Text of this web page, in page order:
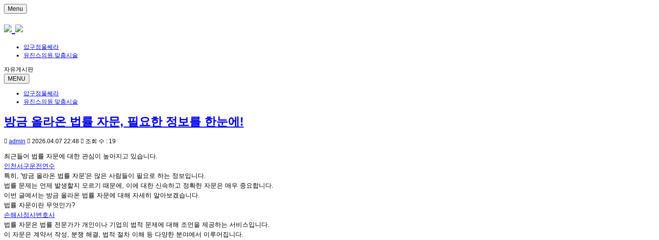
Menu
압구정울쎄라
유진스의원 맞춤시술
자유게시판
MENU
압구정울쎄라
유진스의원 맞춤시술
방금 올라온 법률 자문, 필요한 정보를 한눈에!
admin 2026.04.07 22:48 조회 수 : 19
최근들어 법률 자문에 대한 관심이 높아지고 있습니다.
인천서구운전연수
특히, '방금 올라온 법률 자문'은 많은 사람들이 필요로 하는 정보입니다.
법률 문제는 언제 발생할지 모르기 때문에, 이에 대한 신속하고 정확한 자문은 매우 중요합니다.
이번 글에서는 방금 올라온 법률 자문에 대해 자세히 알아보겠습니다.
법률 자문이란 무엇인가?
손해사정사변호사
법률 자문은 법률 전문가가 개인이나 기업의 법적 문제에 대해 조언을 제공하는 서비스입니다.
이 자문은 계약서 작성, 분쟁 해결, 법적 절차 이해 등 다양한 분야에서 이루어집니다.